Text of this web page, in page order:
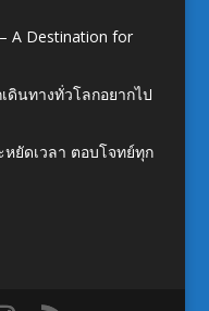
A Destination for
ดินทางทั่วโลกอยากไป
ยัดเวลา ตอบโจทย์ทุก